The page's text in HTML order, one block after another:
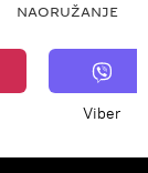
NAORUŽANJE
Viber